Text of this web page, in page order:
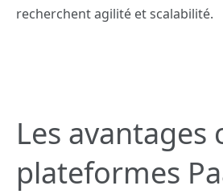
recherchent agilité et scalabilité.
Les avantages
plateformes